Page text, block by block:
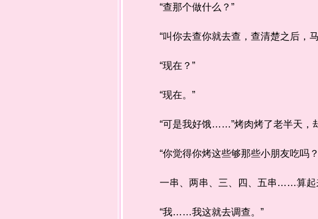
“查那个做什么？”
“叫你去查你就去查，查清楚之后，马
“现在？”
“现在。”
“可是我好饿……”烤肉烤了老半天，却
“你觉得你烤这些够那些小朋友吃吗
一串、两串、三、四、五串……算起来
“我……我这就去调查。”